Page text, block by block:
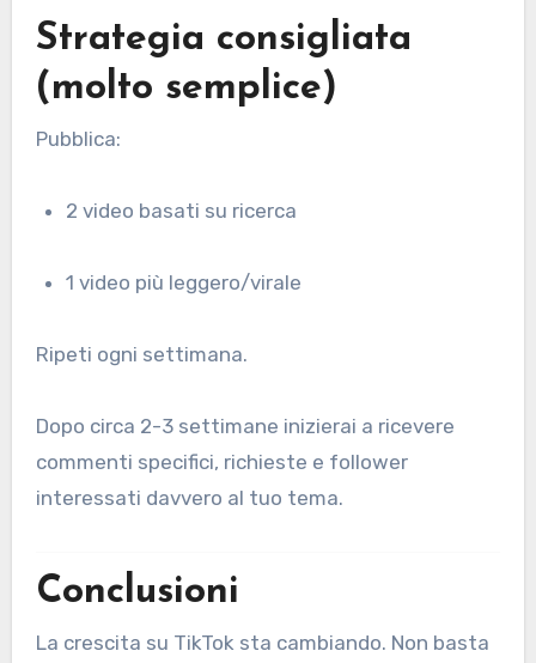
Strategia consigliata
(molto semplice)
Pubblica:
2 video basati su ricerca
1 video più leggero/virale
Ripeti ogni settimana.
Dopo circa 2-3 settimane inizierai a ricevere
commenti specifici, richieste e follower
interessati davvero al tuo tema.
Conclusioni
La crescita su TikTok sta cambiando. Non basta